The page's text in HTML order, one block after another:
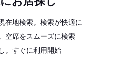
在地検索。検索が快適に
空席をスムーズに検索
。すぐに利用開始